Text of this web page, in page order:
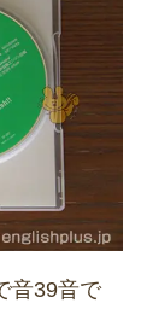
音39音で